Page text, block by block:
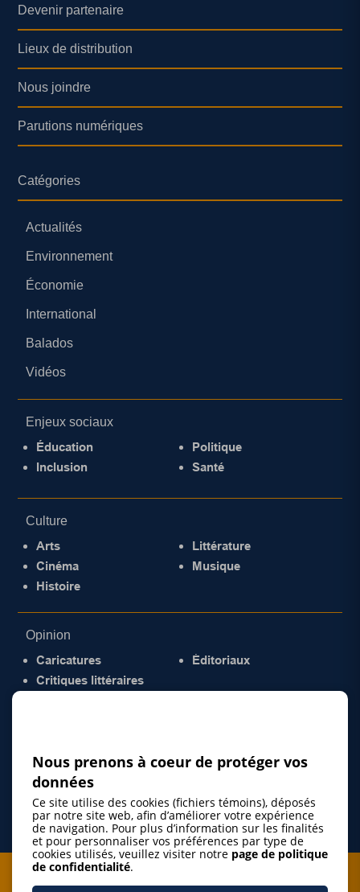
Devenir partenaire
Lieux de distribution
Nous joindre
Parutions numériques
Catégories
Actualités
Environnement
Économie
International
Balados
Vidéos
Enjeux sociaux
Éducation
Inclusion
Politique
Santé
Culture
Arts
Cinéma
Histoire
Littérature
Musique
Opinion
Caricatures
Critiques littéraires
Éditoriaux
Je m'abonne à l'infolettre
Nous prenons à coeur de protéger vos
données
Ce site utilise des cookies (fichiers témoins), déposés
par notre site web, afin d’améliorer votre expérience
de navigation. Pour plus d’information sur les finalités
et pour personnaliser vos préférences par type de
cookies utilisés, veuillez visiter notre page de politique
de confidentialité.